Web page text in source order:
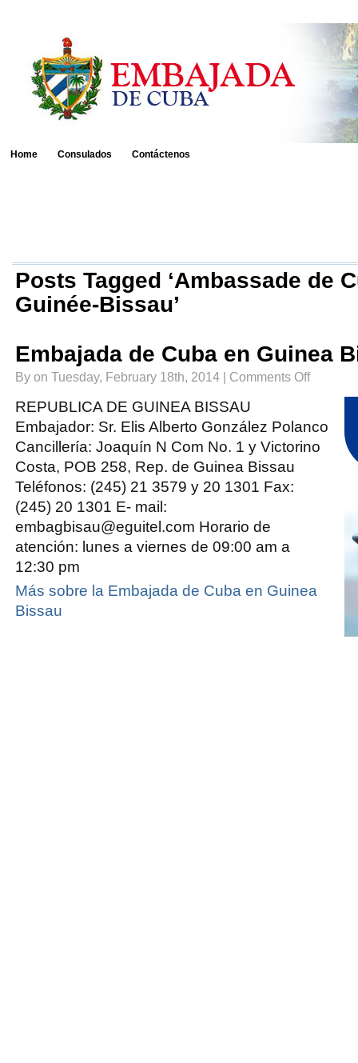
Home Consulados Contáctenos
Posts Tagged ‘Ambassade de
Guinée-Bissau’
Embajada de Cuba en Guinea
By on Tuesday, February 18th, 2014 | Comments Offon
Bissau
REPUBLICA DE GUINEA BISSAU
Embajador: Sr. Elis Alberto González Polanco
Cancillería: Joaquín N Com No. 1 y Victorino
Costa, POB 258, Rep. de Guinea Bissau
Teléfonos: (245) 21 3579 y 20 1301 Fax:
(245) 20 1301 E- mail:
embagbisau@eguitel.com Horario de
atención: lunes a viernes de 09:00 am a
12:30 pm
Más sobre la Embajada de Cuba en Guinea
Bissau